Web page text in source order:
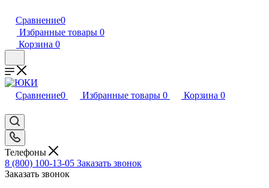
Сравнение0
Избранные товары 0
Корзина 0
Сравнение0 Избранные товары 0 Корзина 0
Телефоны
8 (800) 100-13-05 Заказать звонок
Заказать звонок